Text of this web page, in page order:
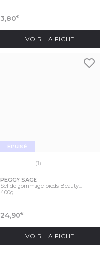
3,80€
VOIR LA FICHE
ÉPUISÉ
(1)
PEGGY SAGE
Sel de gommage pieds Beauty...
400g
24,90€
VOIR LA FICHE